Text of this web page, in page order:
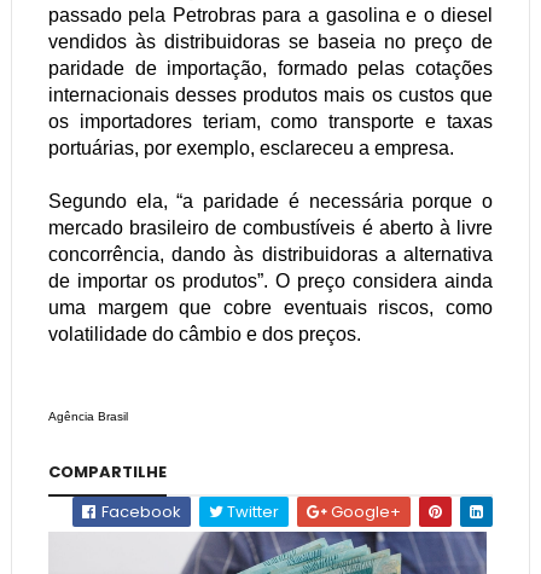
passado pela Petrobras para a gasolina e o diesel
vendidos às distribuidoras se baseia no preço de
paridade de importação, formado pelas cotações
internacionais desses produtos mais os custos que
os importadores teriam, como transporte e taxas
portuárias, por exemplo, esclareceu a empresa.
Segundo ela, “a paridade é necessária porque o
mercado brasileiro de combustíveis é aberto à livre
concorrência, dando às distribuidoras a alternativa
de importar os produtos”. O preço considera ainda
uma margem que cobre eventuais riscos, como
volatilidade do câmbio e dos preços.
Agência Brasil
COMPARTILHE
Facebook
Twitter Google+